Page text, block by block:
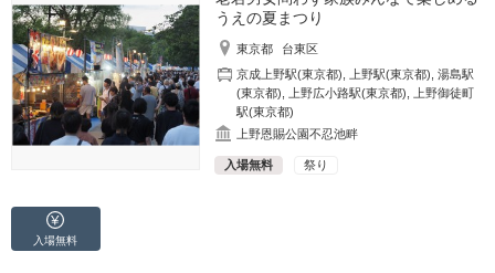
うえの夏まつり
東京都
台東区
京成上野駅(東京都)
上野駅(東京都) ,湯島駅
(東京都)
上野広小路駅(東京都)
上野御徒町
駅(東京都)
上野恩賜公園不忍池畔
入場無料 祭り
入場無料